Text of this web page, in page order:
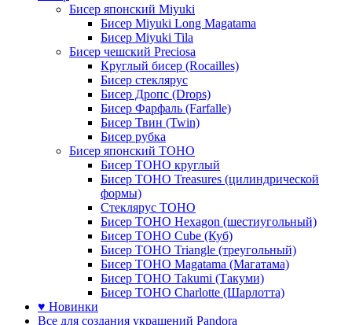
Бисер японский Miyuki
Бисер Miyuki Long Magatama
Бисер Miyuki Tila
Бисер чешский Preciosa
Круглый бисер (Rocailles)
Бисер стеклярус
Бисер Дропс (Drops)
Бисер Фарфаль (Farfalle)
Бисер Твин (Twin)
Бисер рубка
Бисер японский TOHO
Бисер TOHO круглый
Бисер TOHO Treasures (цилиндрической
формы)
Стеклярус TOHO
Бисер TOHO Hexagon (шестиугольный)
Бисер TOHO Cube (Куб)
Бисер TOHO Triangle (треугольный)
Бисер TOHO Magatama (Магатама)
Бисер TOHO Takumi (Такуми)
Бисер TOHO Charlotte (Шарлотта)
♥ Новинки
Все для создания украшений Pandora